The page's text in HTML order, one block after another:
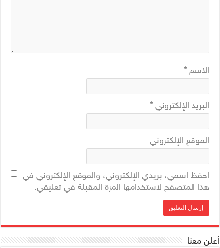
الاسم*
البريد الإلكتروني*
الموقع الإلكتروني
احفظ اسمي، بريدي الإلكتروني، والموقع الإلكتروني في
هذا المتصفح لاستخدامها المرة المقبلة في تعليقي.
أعلن معنا